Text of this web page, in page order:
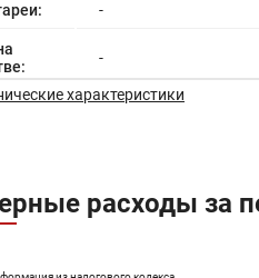
-
-
-
-
характеристики
расходы за